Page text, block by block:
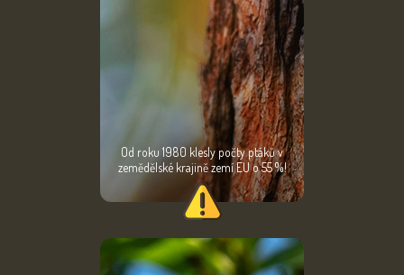
Od roku 1980 klesly počty ptáků v
zemědělské krajině zemí EU o 55 %!